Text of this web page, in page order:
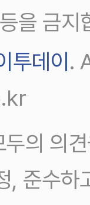
을 금지
투데이 .
두의 의
, 준수하